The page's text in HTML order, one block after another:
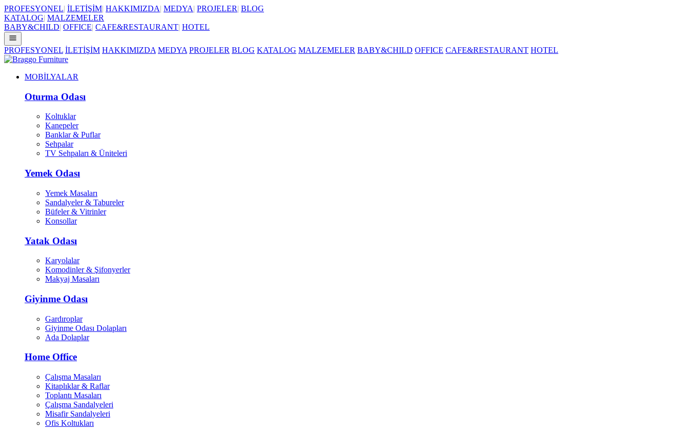
PROFESYONEL| İLETİŞİM| HAKKIMIZDA| MEDYA| PROJELER| BLOG
KATALOG| MALZEMELER
BABY&CHILD| OFFICE| CAFE&RESTAURANT| HOTEL
PROFESYONEL İLETİŞİM HAKKIMIZDA MEDYA PROJELER BLOG KATALOG MALZEMELER BABY&CHILD OFFICE CAFE&RESTAURANT HOTEL
MOBİLYALAR
Oturma Odası
Koltuklar
Kanepeler
Banklar & Puflar
Sehpalar
TV Sehpaları & Üniteleri
Yemek Odası
Yemek Masaları
Sandalyeler & Tabureler
Büfeler & Vitrinler
Konsollar
Yatak Odası
Karyolalar
Komodinler & Şifonyerler
Makyaj Masaları
Giyinme Odası
Gardıroplar
Giyinme Odası Dolapları
Ada Dolaplar
Home Office
Çalışma Masaları
Kitaplıklar & Raflar
Toplantı Masaları
Çalışma Sandalyeleri
Misafir Sandalyeleri
Ofis Koltukları